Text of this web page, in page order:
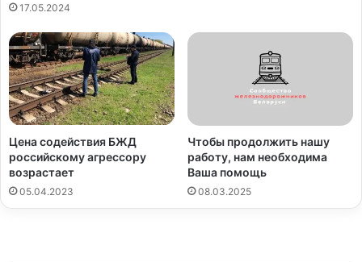
17.05.2024
Цена содействия БЖД
российскому агрессору
возрастает
05.04.2023
Чтобы продолжить нашу
работу, нам необходима
Ваша помощь
08.03.2025